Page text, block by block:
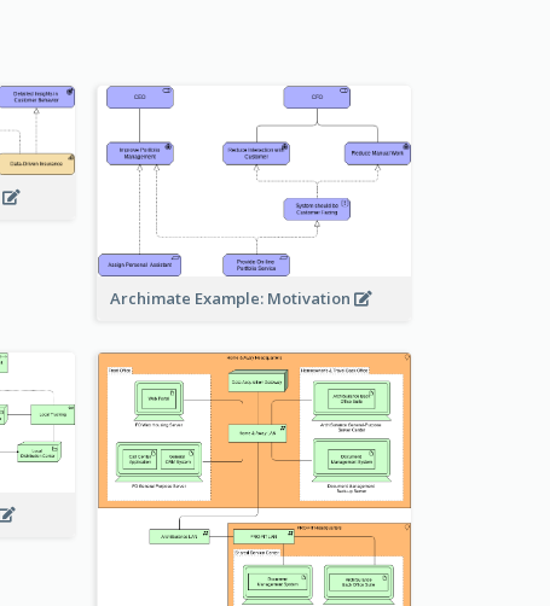
Archimate Example: Motivation